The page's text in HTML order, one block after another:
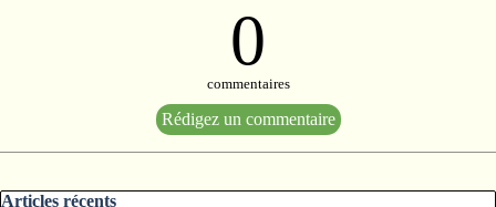
0
commentaires
Sauter le bloc Articles récents
Articles récents